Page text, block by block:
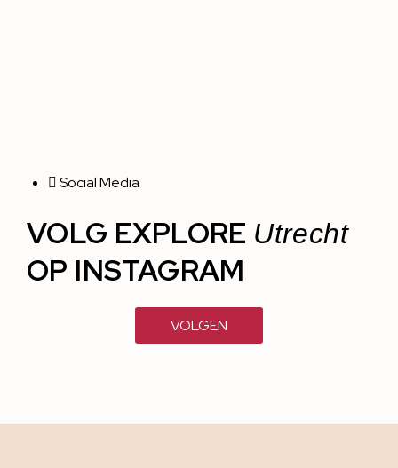
Social Media
VOLG EXPLORE Utrecht
OP INSTAGRAM
VOLGEN